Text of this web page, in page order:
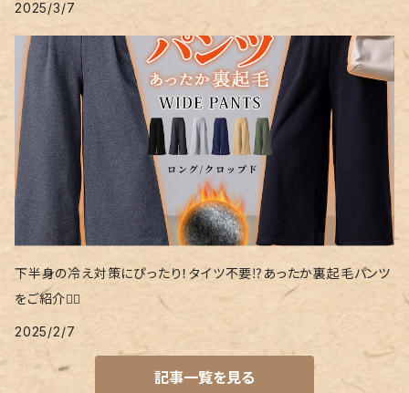
2025/3/7
下半身の冷え対策にぴったり！タイツ不要⁉あったか裏起毛パンツ
をご紹介❤️‍🔥
2025/2/7
記事一覧を見る